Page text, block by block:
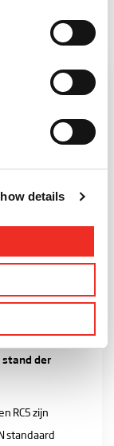
details
High
als
der
RC5 zijn
standaard